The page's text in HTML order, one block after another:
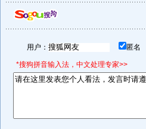
用户： 匿名
*搜狗拼音输入法，中文处理专家>>